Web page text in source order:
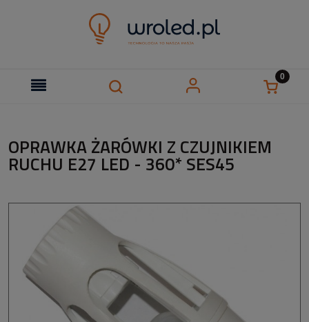
OPRAWKA ŻARÓWKI Z CZUJNIKIEM
RUCHU E27 LED - 360* SES45